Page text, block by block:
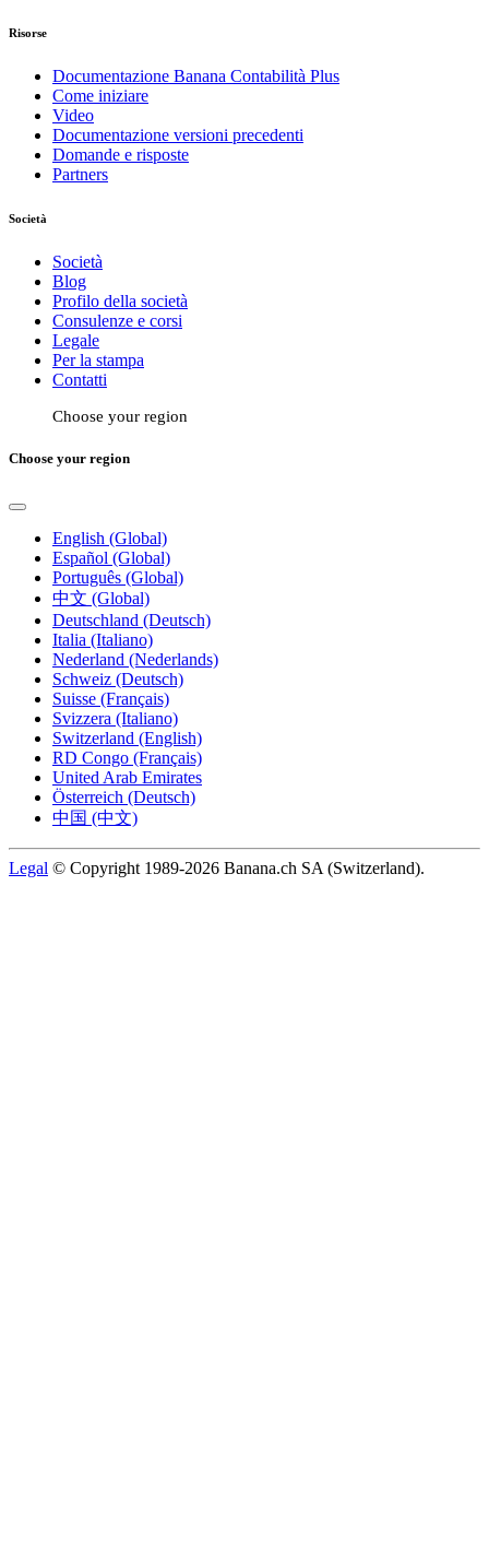
Risorse
Documentazione Banana Contabilità Plus
Come iniziare
Video
Documentazione versioni precedenti
Domande e risposte
Partners
Società
Società
Blog
Profilo della società
Consulenze e corsi
Legale
Per la stampa
Contatti
Choose your region
Choose your region
English (Global)
Español (Global)
Português (Global)
中文 (Global)
Deutschland (Deutsch)
Italia (Italiano)
Nederland (Nederlands)
Schweiz (Deutsch)
Suisse (Français)
Svizzera (Italiano)
Switzerland (English)
RD Congo (Français)
United Arab Emirates
Österreich (Deutsch)
中国 (中文)
Legal © Copyright 1989-2026 Banana.ch SA (Switzerland).